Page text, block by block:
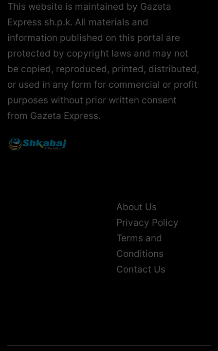
This website is maintained by Gazeta
Express sh.p.k. All materials and
information published on this portal are
protected by copyright laws and may not
be copied, reproduced, printed, distributed,
or used in any form for commercial or profit
purposes without prior written consent
from Gazeta Express.
About Us
Privacy Policy
Terms and
Conditions
Contact Us